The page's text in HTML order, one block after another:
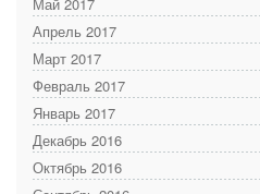
Апрель 2017
Март 2017
Февраль 2017
Январь 2017
Декабрь 2016
Октябрь 2016